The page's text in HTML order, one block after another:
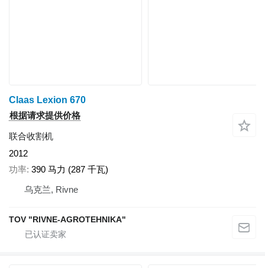
Claas Lexion 670
根据请求提供价格
联合收割机
2012
功率 390 马力 (287 千瓦)
乌克兰, Rivne
TOV "RIVNE-AGROTEHNIKA"